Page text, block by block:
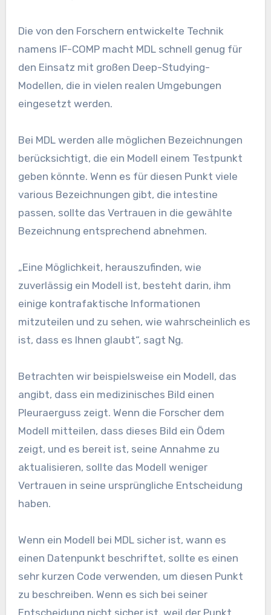
Die von den Forschern entwickelte Technik
namens IF-COMP macht MDL schnell genug für
den Einsatz mit großen Deep-Studying-
Modellen, die in vielen realen Umgebungen
eingesetzt werden.
Bei MDL werden alle möglichen Bezeichnungen
berücksichtigt, die ein Modell einem Testpunkt
geben könnte. Wenn es für diesen Punkt viele
various Bezeichnungen gibt, die intestine
passen, sollte das Vertrauen in die gewählte
Bezeichnung entsprechend abnehmen.
„Eine Möglichkeit, herauszufinden, wie
zuverlässig ein Modell ist, besteht darin, ihm
einige kontrafaktische Informationen
mitzuteilen und zu sehen, wie wahrscheinlich es
ist, dass es Ihnen glaubt“, sagt Ng.
Betrachten wir beispielsweise ein Modell, das
angibt, dass ein medizinisches Bild einen
Pleuraerguss zeigt. Wenn die Forscher dem
Modell mitteilen, dass dieses Bild ein Ödem
zeigt, und es bereit ist, seine Annahme zu
aktualisieren, sollte das Modell weniger
Vertrauen in seine ursprüngliche Entscheidung
haben.
Wenn ein Modell bei MDL sicher ist, wann es
einen Datenpunkt beschriftet, sollte es einen
sehr kurzen Code verwenden, um diesen Punkt
zu beschreiben. Wenn es sich bei seiner